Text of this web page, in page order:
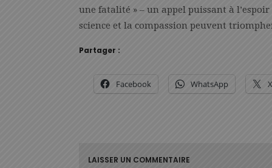
une fatalité » – un appel puissant à
science et la compassion peuvent
Partager :
Facebook WhatsApp X
LAISSER UN COMMENTAIRE